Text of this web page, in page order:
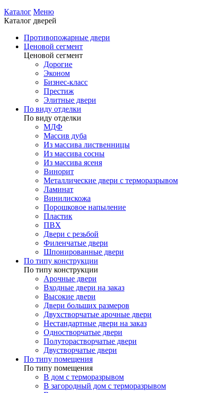
Каталог Меню
Каталог дверей
Противопожарные двери
Ценовой сегмент
Ценовой сегмент
Дорогие
Эконом
Бизнес-класс
Престиж
Элитные двери
По виду отделки
По виду отделки
МДФ
Массив дуба
Из массива лиственницы
Из массива сосны
Из массива ясеня
Винорит
Металлические двери с терморазрывом
Ламинат
Винилискожа
Порошковое напыление
Пластик
ПВХ
Двери с резьбой
Филенчатые двери
Шпонированные двери
По типу конструкции
По типу конструкции
Арочные двери
Входные двери на заказ
Высокие двери
Двери больших размеров
Двухстворчатые арочные двери
Нестандартные двери на заказ
Одностворчатые двери
Полуторастворчатые двери
Двустворчатые двери
По типу помещения
По типу помещения
В дом с терморазрывом
В загородный дом с терморазрывом